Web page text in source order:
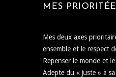
MES
Mes deux axes
ensemble et le respect
Repenser le monde et
Adepte du « juste » à